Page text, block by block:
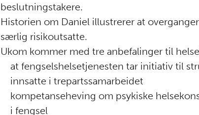
beslutningstakere.
Historien om Daniel illustrerer at
særlig risikoutsatte.
Ukom kommer med tre anbefalinger til
at fengselshelsetjenesten tar initiativ til
innsatte i trepartssamarbeidet
kompetanseheving om psykiske
i fengsel